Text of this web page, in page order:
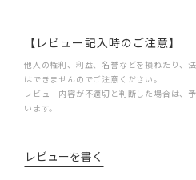
【レビュー記入時のご注意】
他人の権利、利益、名誉などを損ねたり、
はできませんのでご注意ください。
レビュー内容が不適切と判断した場合は、
います。
レビューを書く